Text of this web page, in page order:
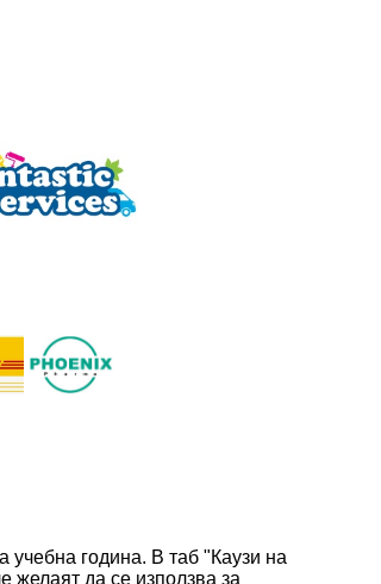
учебна година. В таб "Каузи на
желаят да се използва за